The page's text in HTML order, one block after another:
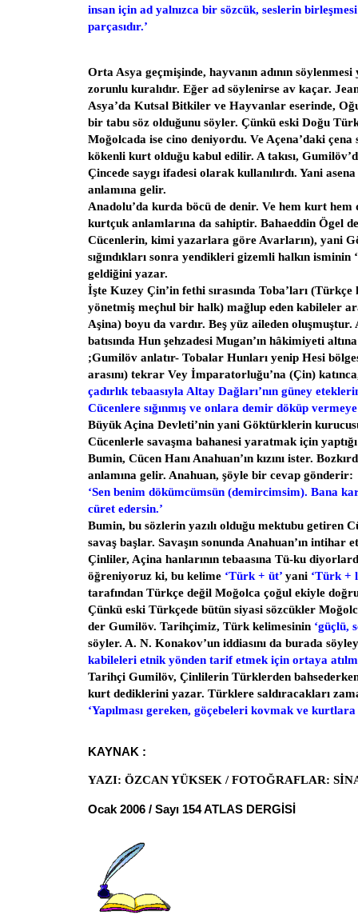
insan için ad yalnızca bir sözcük, seslerin
parçasıdır.’
Orta Asya geçmişinde, hayvanın adının
zorunlu kuralıdır. Eğer ad söylenirse av kaçar.
Asya’da Kutsal Bitkiler ve Hayvanlar eserinde,
bir tabu söz olduğunu söyler. Çünkü eski Doğu
Moğolcada ise cino deniyordu. Ve Açena’daki çena
kökenli kurt olduğu kabul edilir. A takısı,
Çincede saygı ifadesi olarak kullanılırdı. Yani
anlamına gelir.
Anadolu’da kurda böcü de denir. Ve hem kurt hem
kurtçuk anlamlarına da sahiptir. Bahaeddin Ögel
Cücenlerin, kimi yazarlara göre Avarların), yani
sığındıkları sonra yendikleri gizemli halkın isminin
geldiğini yazar.
İşte Kuzey Çin’in fethi sırasında Toba’ları (Türkçe
yönetmiş meçhul bir halk) mağlup eden kabileler
Aşina) boyu da vardır. Beş yüz aileden oluşmuştur.
batısında Hun şehzadesi Mugan’ın hâkimiyeti
;Gumilöv anlatır- Tobalar Hunları yenip Hesi
arasını) tekrar Vey İmparatorluğu’na (Çin)
çadırlık tebaasıyla Altay Dağları’nın güney
Cücenlere sığınmış ve onlara demir döküp vermeye
Büyük Açina Devleti’nin yani Göktürklerin
Cücenlerle savaşma bahanesi yaratmak için
Bumin, Cücen Hanı Anahuan’ın kızını ister.
anlamına gelir. Anahuan, şöyle bir cevap gönderir:
‘Sen benim dökümcümsün (demircimsim). Bana
cüret edersin.’
Bumin, bu sözlerin yazılı olduğu mektubu getiren
savaş başlar. Savaşın sonunda Anahuan’ın intihar
Çinliler, Açina hanlarının tebaasına Tü-ku
öğreniyoruz ki, bu kelime ‘Türk + üt’ yani ‘Türk +
tarafından Türkçe değil Moğolca çoğul ekiyle
Çünkü eski Türkçede bütün siyasi sözcükler
der Gumilöv. Tarihçimiz, Türk kelimesinin ‘güçlü,
söyler. A. N. Konakov’un iddiasını da burada
kabileleri etnik yönden tarif etmek için ortaya
Tarihçi Gumilöv, Çinlilerin Türklerden
kurt dediklerini yazar. Türklere saldıracakları
‘Yapılması gereken, göçebeleri kovmak ve kurtlara
KAYNAK :
YAZI: ÖZCAN YÜKSEK / FOTOĞRAFLAR:
Ocak 2006 / Sayı 154 ATLAS DERGİSİ